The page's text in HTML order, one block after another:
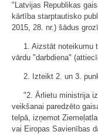
"Latvijas Republikas
kārtība starptautisko
2015, 28. nr.) šādus
1. Aizstāt noteikumu
vārdu "darbdiena"
2. Izteikt 2. un 3.
"2. Ārlietu ministrija
veikšanai paredzēto
telpā, izņemot
vai Eiropas Savienības